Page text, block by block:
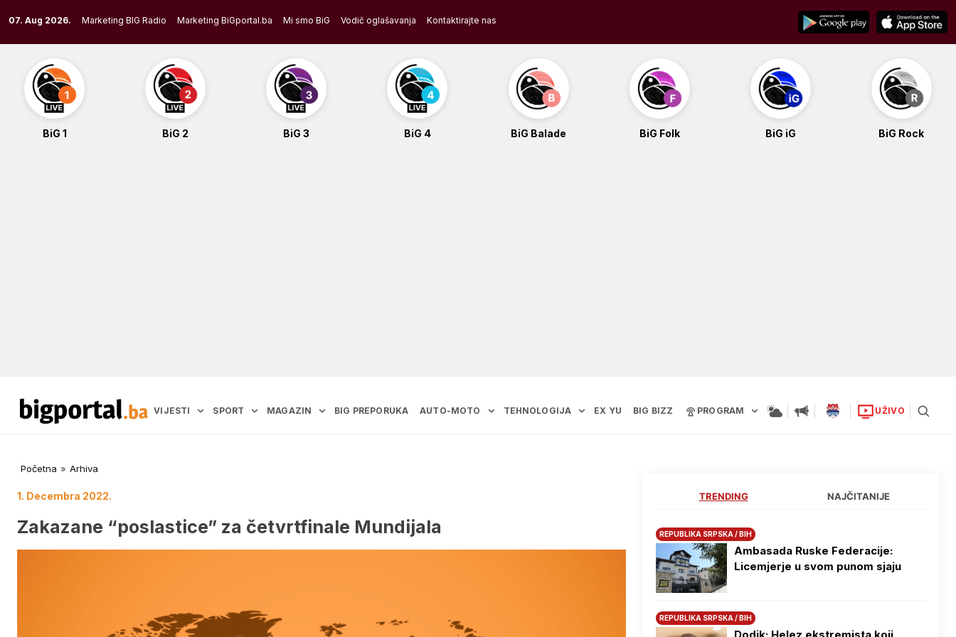
to
content
07. Aug 2026. Marketing BIG Radio Marketing BiGportal.ba Mi smo BiG Vodič oglašavanja Kontaktirajte nas
BiG 1 BiG 2 BiG 3 BiG 4 BiG Balade BiG Folk BiG iG BiG Rock
VIJESTI SPORT MAGAZIN BIG PREPORUKA AUTO-MOTO TEHNOLOGIJA EX YU BIG BIZZ PROGRAM UŽIVO
Početna » Arhiva
1. Decembra 2022.
Zakazane “poslastice” za četvrtfinale Mundijala
TRENDING NAJČITANIJE
REPUBLIKA SRPSKA / BIH
Ambasada Ruske Federacije:
Licemjerje u svom punom sjaju
REPUBLIKA SRPSKA / BIH